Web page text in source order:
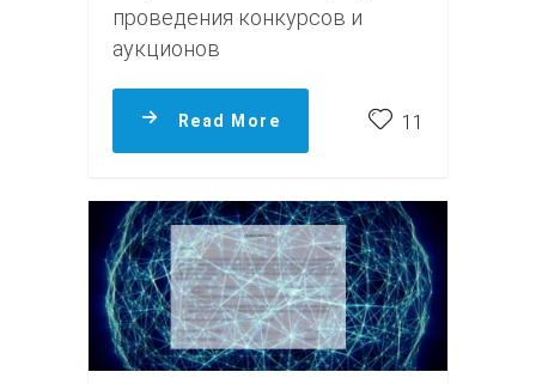
проведения конкурсов и
аукционов
Read More 11